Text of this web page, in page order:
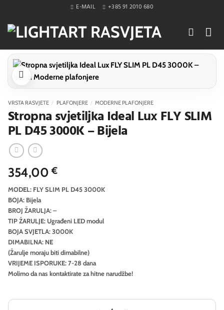
content
E-MAIL +385 91 2010 680
VRSTA RASVJETE / PLAFONJERE / MODERNE PLAFONJERE
Stropna svjetiljka Ideal Lux FLY SLIM
PL D45 3000K – Bijela
354,00€
MODEL: FLY SLIM PL D45 3000K
BOJA: Bijela
BROJ ŽARULJA: –
TIP ŽARULJE: Ugrađeni LED modul
BOJA SVJETLA: 3000K
DIMABILNA: NE
(Žarulje moraju biti dimabilne)
VRIJEME ISPORUKE: 7-28 dana
Molimo da nas kontaktirate za hitne narudžbe!